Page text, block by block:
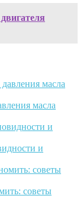
масла
и
советы